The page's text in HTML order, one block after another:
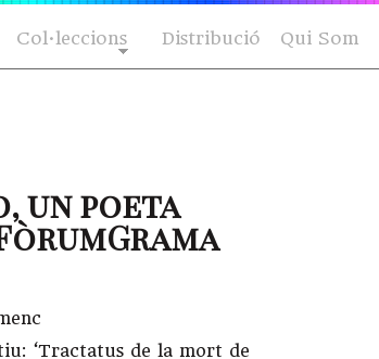
Col·leccions Distribució Qui Som
un poeta
‘Tractatus de la mort de